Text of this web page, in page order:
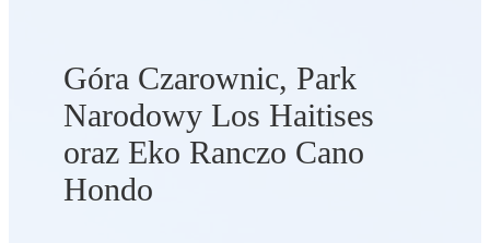
Góra Czarownic, Park
Narodowy Los Haitises
oraz Eko Ranczo Cano
Hondo